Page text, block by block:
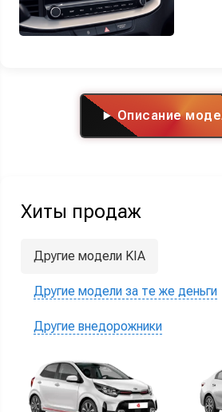
Описание
Хиты продаж
Другие модели KIA
Другие модели за те же деньги
Другие внедорожники